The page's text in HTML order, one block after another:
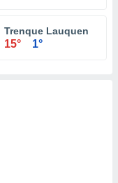
Trenque Lauquen
15° 1°